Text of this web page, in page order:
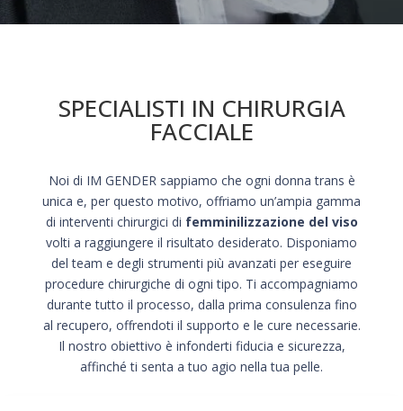
SPECIALISTI IN CHIRURGIA
FACCIALE
Noi di IM GENDER sappiamo che ogni donna trans è
unica e, per questo motivo, offriamo un’ampia gamma
di interventi chirurgici di femminilizzazione del viso
volti a raggiungere il risultato desiderato. Disponiamo
del team e degli strumenti più avanzati per eseguire
procedure chirurgiche di ogni tipo. Ti accompagniamo
durante tutto il processo, dalla prima consulenza fino
al recupero, offrendoti il supporto e le cure necessarie.
Il nostro obiettivo è infonderti fiducia e sicurezza,
affinché ti senta a tuo agio nella tua pelle.